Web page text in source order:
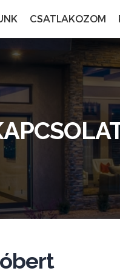
CSATLAKOZOM